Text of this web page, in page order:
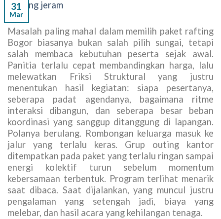
31
Mar
Masalah paling mahal dalam memilih paket rafting
Bogor biasanya bukan salah pilih sungai, tetapi
salah membaca kebutuhan peserta sejak awal.
Panitia terlalu cepat membandingkan harga, lalu
melewatkan Friksi Struktural yang justru
menentukan hasil kegiatan: siapa pesertanya,
seberapa padat agendanya, bagaimana ritme
interaksi dibangun, dan seberapa besar beban
koordinasi yang sanggup ditanggung di lapangan.
Polanya berulang. Rombongan keluarga masuk ke
jalur yang terlalu keras. Grup outing kantor
ditempatkan pada paket yang terlalu ringan sampai
energi kolektif turun sebelum momentum
kebersamaan terbentuk. Program terlihat menarik
saat dibaca. Saat dijalankan, yang muncul justru
pengalaman yang setengah jadi, biaya yang
melebar, dan hasil acara yang kehilangan tenaga.